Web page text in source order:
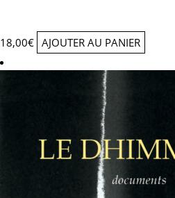
18,00€ AJOUTER AU PANIER